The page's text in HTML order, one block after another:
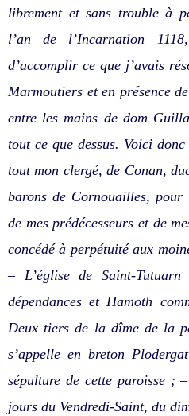
librement et sans trouble à
l’an de l’Incarnation
d’accomplir ce que j’avais
Marmoutiers et en présence
entre les mains de dom
tout ce que dessus. Voici
tout mon clergé, de Conan,
barons de Cornouailles,
de mes prédécesseurs et de
concédé à perpétuité aux
– L’église de Saint-
dépendances et Hamoth
Deux tiers de la dîme de la
s’appelle en breton
sépulture de cette paroisse ;
jours du Vendredi-Saint, du